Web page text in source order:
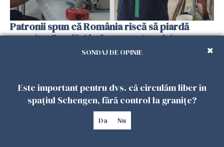
Patronii spun că România riscă să piardă
muncitorii străini în favoarea Spaniei
SONDAJ DE OPINIE
Este important pentru dvs. că circulăm liber în
spațiul Schengen, fără control la granițe?
Da Nu